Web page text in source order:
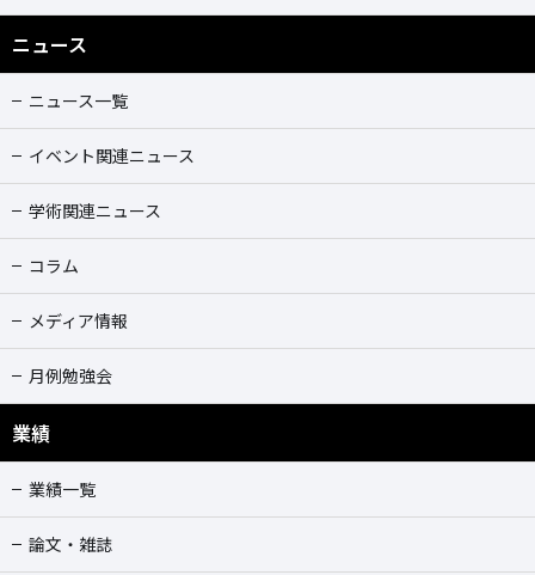
ニュース
ニュース一覧
イベント関連ニュース
学術関連ニュース
コラム
メディア情報
月例勉強会
業績
業績一覧
論文・雑誌